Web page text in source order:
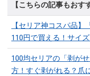
【こちらの記事もおす
【セリア神コスパ品
110円で買える！サイ
100均セリアの「剥が
方！すぐ剥がれる？爪